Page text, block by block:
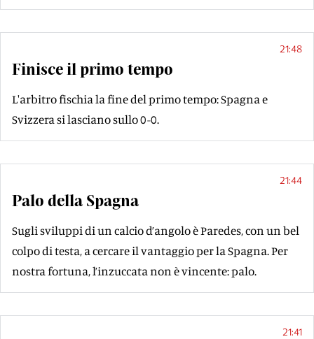
21:48
Finisce il primo tempo
L'arbitro fischia la fine del primo tempo: Spagna e
Svizzera si lasciano sullo 0-0.
21:44
Palo della Spagna
Sugli sviluppi di un calcio d’angolo è Paredes, con un bel
colpo di testa, a cercare il vantaggio per la Spagna. Per
nostra fortuna, l’inzuccata non è vincente: palo.
21:41